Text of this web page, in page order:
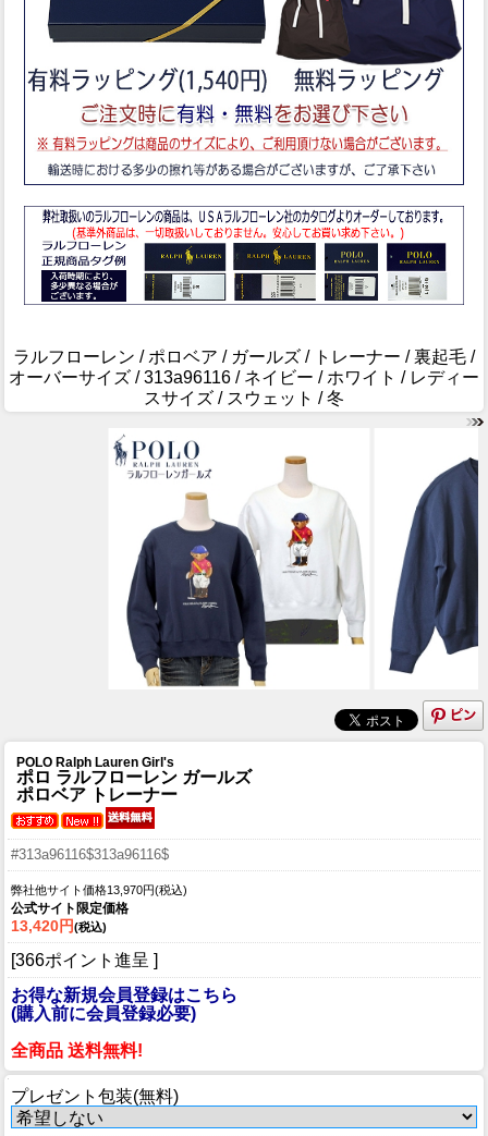
ラルフローレン / ポロベア / ガールズ / トレーナー / 裏起毛 /
オーバーサイズ / 313a96116 / ネイビー / ホワイト / レディー
スサイズ / スウェット / 冬
POLO Ralph Lauren Girl's
ポロ ラルフローレン ガールズ
ポロベア トレーナー
#313a96116$313a96116$
弊社他サイト価格13,970円(税込)
公式サイト限定価格
13,420円(税込)
[366ポイント進呈 ]
お得な新規会員登録はこちら
(購入前に会員登録必要)
全商品 送料無料!
プレゼント包装(無料)